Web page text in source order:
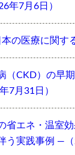
年7月6日）
の医療に関す
（CKD）の早
7月31日）
省エネ・温室
う実践事例 ―